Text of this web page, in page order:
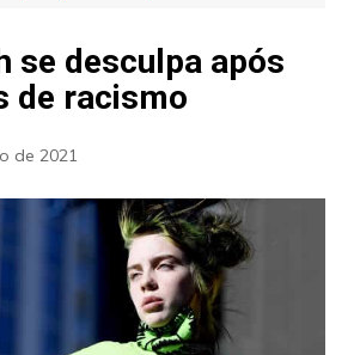
se desculpa após
de racismo
de 2021